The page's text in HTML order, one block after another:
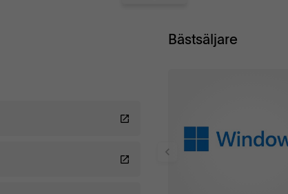
produkterna minst
garanti på att vi tror på
där vi specificerar den
året genom att köpa
eller andra
Bästsäljare